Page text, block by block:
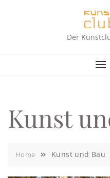
Der
Kunst
Home Kunst und Bau